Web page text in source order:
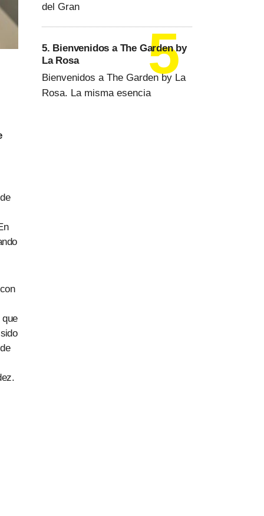
del Gran
5. Bienvenidos a The Garden by
La Rosa
Bienvenidos a The Garden by La
Rosa. La misma esencia